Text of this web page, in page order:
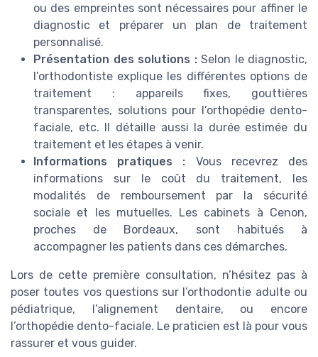
ou des empreintes sont nécessaires pour affiner le
diagnostic et préparer un plan de traitement
personnalisé.
Présentation des solutions :Selon le diagnostic,
l’orthodontiste explique les différentes options de
traitement : appareils fixes, gouttières
transparentes, solutions pour l’orthopédie dento-
faciale, etc. Il détaille aussi la durée estimée du
traitement et les étapes à venir.
Informations pratiques : Vous recevrez des
informations sur le coût du traitement, les
modalités de remboursement par la sécurité
sociale et les mutuelles. Les cabinets à Cenon,
proches de Bordeaux, sont habitués à
accompagner les patients dans ces démarches.
Lors de cette première consultation, n’hésitez pas à
poser toutes vos questions sur l’orthodontie adulte ou
pédiatrique, l’alignement dentaire, ou encore
l’orthopédie dento-faciale. Le praticien est là pour vous
rassurer et vous guider.